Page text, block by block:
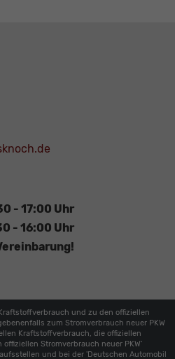
- 17:00 Uhr
- 16:00 Uhr
und zu den offiziellen
zum Stromverbrauch neuer PKW
Kraftstoffverbrauch, die offiziellen
Stromverbrauch neuer PKW'
und bei der 'Deutschen Automobil